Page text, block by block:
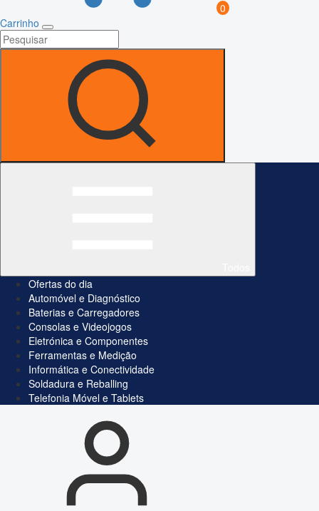
0
Carrinho
Ofertas do dia
Automóvel e Diagnóstico
Baterias e Carregadores
Consolas e Videojogos
Eletrónica e Componentes
Ferramentas e Medição
Informática e Conectividade
Soldadura e Reballing
Telefonia Móvel e Tablets